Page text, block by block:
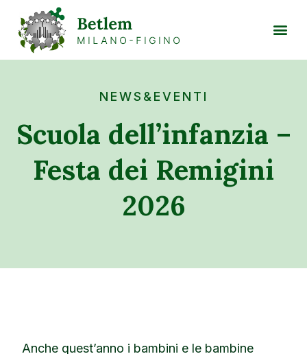
NEWS&EVENTI
Scuola dell’infanzia –
Festa dei Remigini
2026
Anche quest’anno i bambini e le bambine